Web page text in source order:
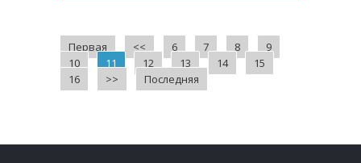
Первая << 6 7 8
9
10
11 12 13 14
15
16
>> Последняя